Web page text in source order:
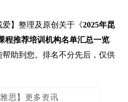
爱】整理及原创关于《2025年昆
程推荐培训机构名单汇总一览
助到您。排名不分先后，仅供
思】更多资讯